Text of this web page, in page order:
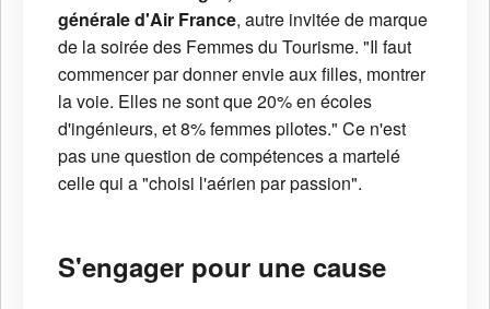
générale d'Air France, autre invitée de marque
de la soirée des Femmes du Tourisme. "Il faut
commencer par donner envie aux filles, montrer
la voie. Elles ne sont que 20% en écoles
d'ingénieurs, et 8% femmes pilotes." Ce n'est
pas une question de compétences a martelé
celle qui a "choisi l'aérien par passion".
S'engager pour une cause